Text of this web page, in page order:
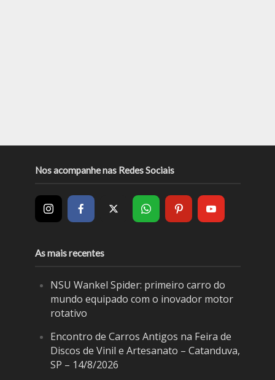
Nos acompanhe nas Redes Sociais
As mais recentes
NSU Wankel Spider: primeiro carro do
mundo equipado com o inovador motor
rotativo
Encontro de Carros Antigos na Feira de
Discos de Vinil e Artesanato – Catanduva,
SP – 14/8/2026